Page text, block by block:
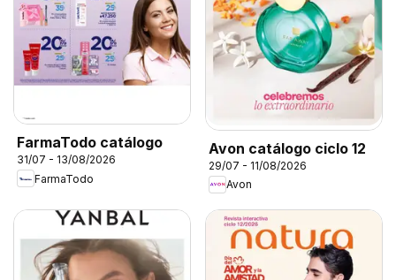
FarmaTodo catálogo
31/07 - 13/08/2026
FarmaTodo
Avon catálogo ciclo 12
29/07 - 11/08/2026
Avon